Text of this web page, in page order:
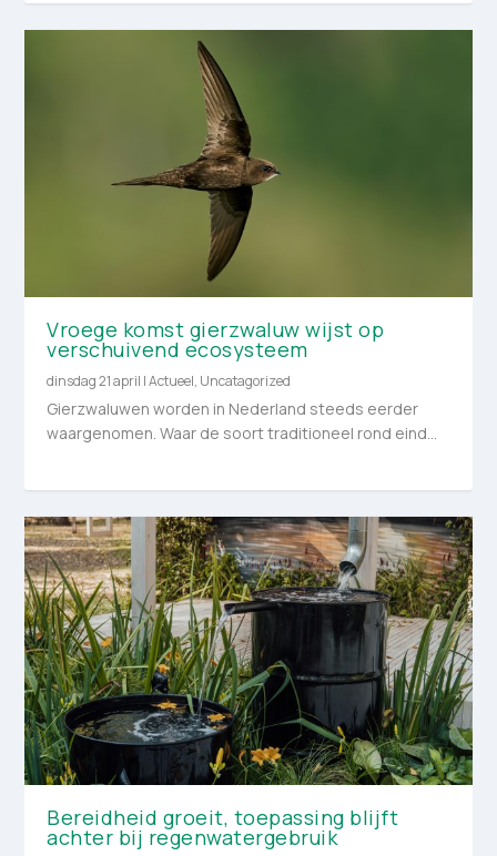
Vroege komst gierzwaluw wijst op
verschuivend ecosysteem
dinsdag 21 april |Actueel, Uncatagorized
Gierzwaluwen worden in Nederland steeds eerder
waargenomen. Waar de soort traditioneel rond eind...
Bereidheid groeit, toepassing blijft
achter bij regenwatergebruik